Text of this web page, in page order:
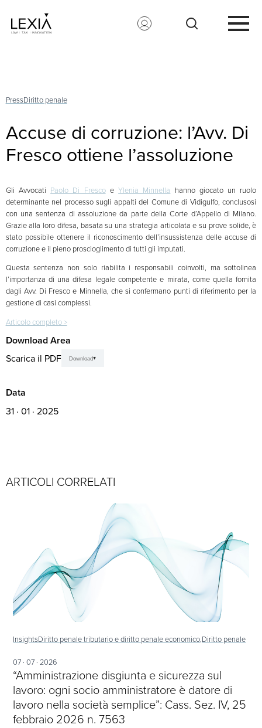
PressDiritto penale
Accuse di corruzione: l’Avv. Di
Fresco ottiene l’assoluzione
Gli Avvocati Paolo Di FrescoeYlenia Minnella hanno giocato un ruolo
determinante nel processo sugli appalti del Comune di Vidigulfo, conclusosi
con una sentenza di assoluzione da parte della Corte d’Appello di Milano.
Grazie alla loro difesa, basata su una strategia articolata e su prove solide, è
stato possibile ottenere il riconoscimento dell’insussistenza delle accuse di
corruzione e il pieno proscioglimento di tutti gli imputati.
Questa sentenza non solo riabilita i responsabili coinvolti, ma sottolinea
l’importanza di una difesa legale competente e mirata, come quella fornita
dagli Avv. Di Fresco e Minnella, che si confermano punti di riferimento per la
gestione di casi complessi.
Articolo completo >
Download Area
Scarica il PDF Download
Data
31 · 01 · 2025
ARTICOLI CORRELATI
InsightsDiritto penale tributario e diritto penale economico,Diritto penale
07 · 07 · 2026
“Amministrazione disgiunta e sicurezza sul
lavoro: ogni socio amministratore è datore di
lavoro nella società semplice”: Cass. Sez. IV, 25
febbraio 2026 n. 7563